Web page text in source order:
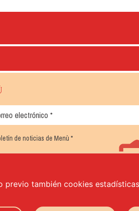
de noticias de Menù *
también cookies